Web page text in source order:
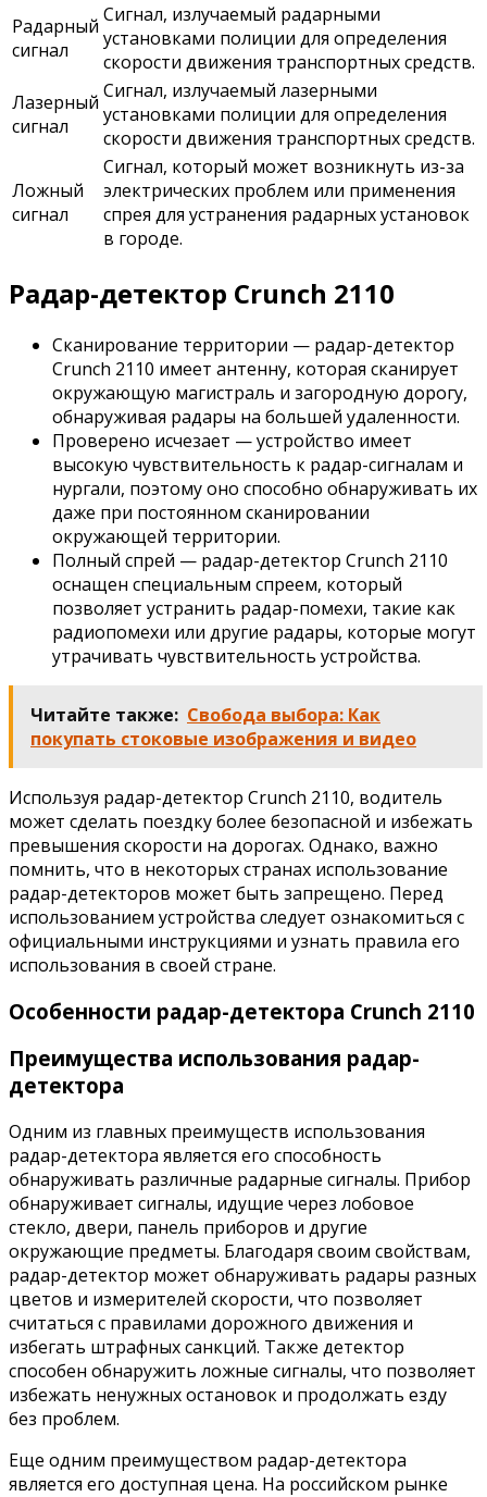
Радарный
сигнал
Сигнал, излучаемый радарными
установками полиции для определения
скорости движения транспортных средств.
Лазерный
сигнал
Сигнал, излучаемый лазерными
установками полиции для определения
скорости движения транспортных средств.
Ложный
сигнал
Сигнал, который может возникнуть из-за
электрических проблем или применения
спрея для устранения радарных установок
в городе.
Радар-детектор Crunch 2110
Сканирование территории — радар-детектор
Crunch 2110 имеет антенну, которая сканирует
окружающую магистраль и загородную дорогу,
обнаруживая радары на большей удаленности.
Проверено исчезает — устройство имеет
высокую чувствительность к радар-сигналам и
нургали, поэтому оно способно обнаруживать их
даже при постоянном сканировании
окружающей территории.
Полный спрей — радар-детектор Crunch 2110
оснащен специальным спреем, который
позволяет устранить радар-помехи, такие как
радиопомехи или другие радары, которые могут
утрачивать чувствительность устройства.
Читайте также: Свобода выбора: Как
покупать стоковые изображения и видео
Используя радар-детектор Crunch 2110, водитель
может сделать поездку более безопасной и избежать
превышения скорости на дорогах. Однако, важно
помнить, что в некоторых странах использование
радар-детекторов может быть запрещено. Перед
использованием устройства следует ознакомиться с
официальными инструкциями и узнать правила его
использования в своей стране.
Особенности радар-детектора Crunch 2110
Преимущества использования радар-
детектора
Одним из главных преимуществ использования
радар-детектора является его способность
обнаруживать различные радарные сигналы. Прибор
обнаруживает сигналы, идущие через лобовое
стекло, двери, панель приборов и другие
окружающие предметы. Благодаря своим свойствам,
радар-детектор может обнаруживать радары разных
цветов и измерителей скорости, что позволяет
считаться с правилами дорожного движения и
избегать штрафных санкций. Также детектор
способен обнаружить ложные сигналы, что позволяет
избежать ненужных остановок и продолжать езду
без проблем.
Еще одним преимуществом радар-детектора
является его доступная цена. На российском рынке